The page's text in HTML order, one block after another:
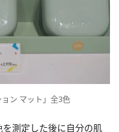
ン マット」全3色
測定した後に自分の肌